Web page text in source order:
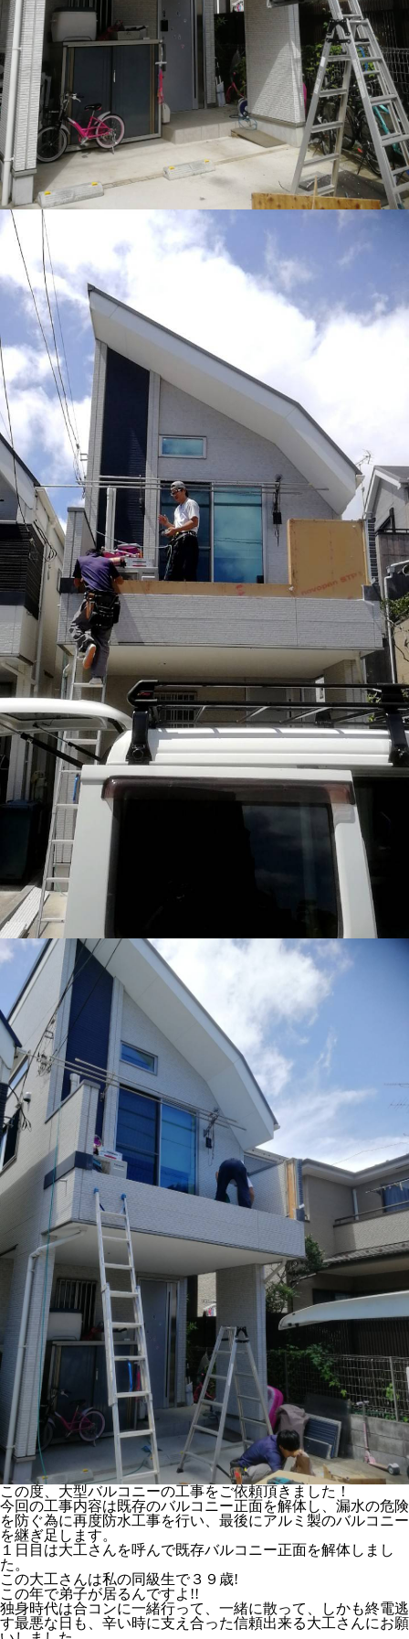
この度、大型バルコニーの工事をご依頼頂きました！
今回の工事内容は既存のバルコニー正面を解体し、漏水の危険
を防ぐ為に再度防水工事を行い、最後にアルミ製のバルコニー
を継ぎ足します。
１日目は大工さんを呼んで既存バルコニー正面を解体しまし
た。
この大工さんは私の同級生で３９歳!
この年で弟子が居るんですよ!!
独身時代は合コンに一緒行って、一緒に散って、しかも終電逃
す最悪な日も、辛い時に支え合った信頼出来る大工さんにお願